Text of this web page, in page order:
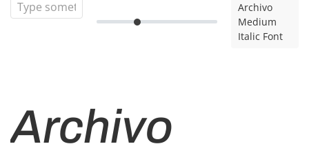
Archivo
Medium
Italic Font
Archivo